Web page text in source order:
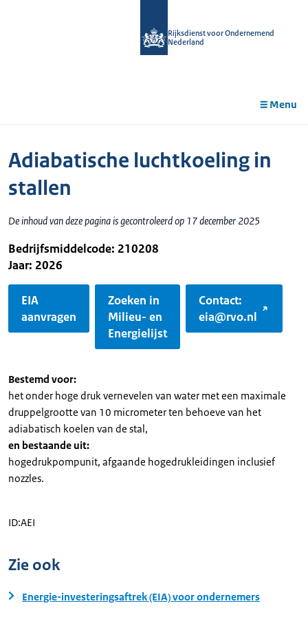
Rijksdienst voor Ondernemend
Nederland
Menu
Adiabatische luchtkoeling in
stallen
De inhoud van deze pagina is gecontroleerd op 17 december 2025
Bedrijfsmiddelcode: 210208
Jaar: 2026
EIA
aanvragen
Zoeken in
Milieu- en
Energielijst
Contact:
eia@rvo.nl
Bestemd voor:
het onder hoge druk vernevelen van water met een maximale
druppelgrootte van 10 micrometer ten behoeve van het
adiabatisch koelen van de stal,
en bestaande uit:
hogedrukpompunit, afgaande hogedrukleidingen inclusief
nozzles.
ID:AEI
Zie ook
Energie-investeringsaftrek (EIA) voor ondernemers